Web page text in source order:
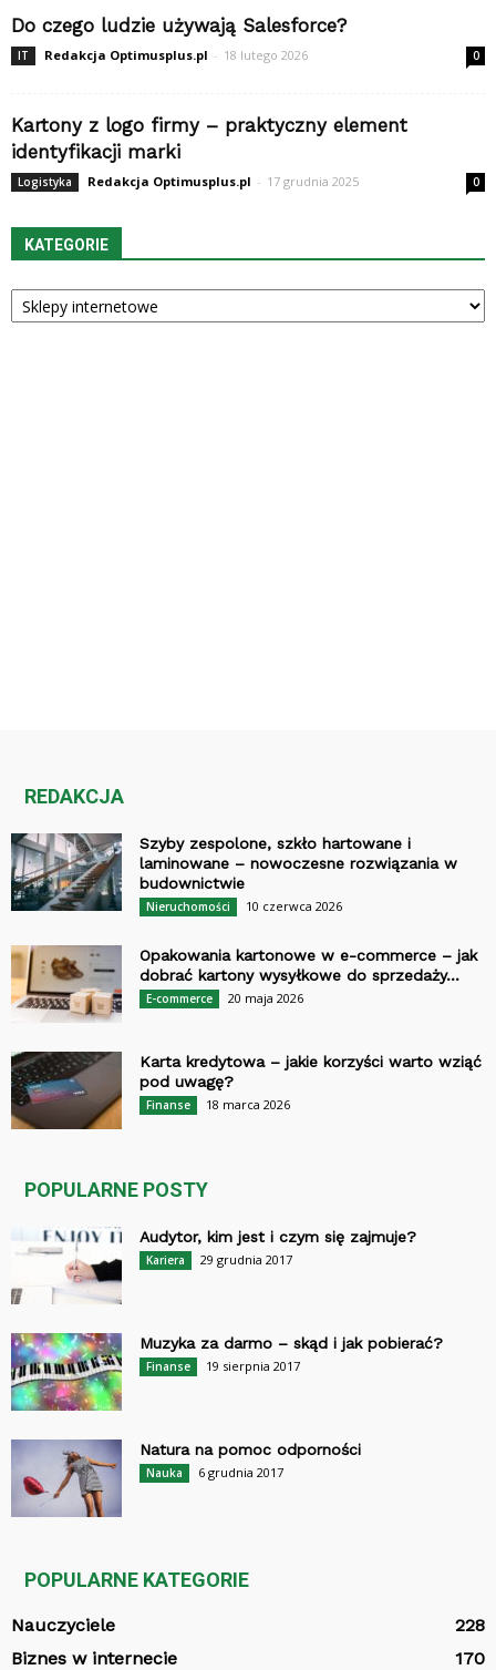
Do czego ludzie używają Salesforce?
IT Redakcja Optimusplus.pl - 18 lutego 2026 0
Kartony z logo firmy – praktyczny element
identyfikacji marki
Logistyka Redakcja Optimusplus.pl - 17 grudnia 2025 0
KATEGORIE
Kategorie
REDAKCJA
Szyby zespolone, szkło hartowane i
laminowane – nowoczesne rozwiązania w
budownictwie
Nieruchomości 10 czerwca 2026
Opakowania kartonowe w e-commerce – jak
dobrać kartony wysyłkowe do sprzedaży...
E-commerce 20 maja 2026
Karta kredytowa – jakie korzyści warto wziąć
pod uwagę?
Finanse 18 marca 2026
POPULARNE POSTY
Audytor, kim jest i czym się zajmuje?
Kariera 29 grudnia 2017
Muzyka za darmo – skąd i jak pobierać?
Finanse 19 sierpnia 2017
Natura na pomoc odporności
Nauka 6 grudnia 2017
POPULARNE KATEGORIE
Nauczyciele
228
Biznes w internecie
170